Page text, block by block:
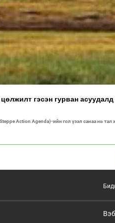
гэсэн гурван
Action Agenda)-ийн гол үзэл санаа нь тал